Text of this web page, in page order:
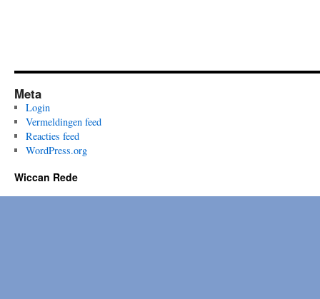
Meta
Login
Vermeldingen feed
Reacties feed
WordPress.org
Wiccan Rede